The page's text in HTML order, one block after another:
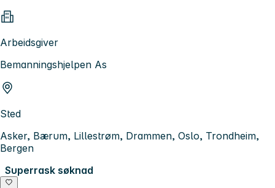
Arbeidsgiver
Bemanningshjelpen As
Sted
Asker, Bærum, Lillestrøm, Drammen, Oslo, Trondheim,
Bergen
Superrask søknad